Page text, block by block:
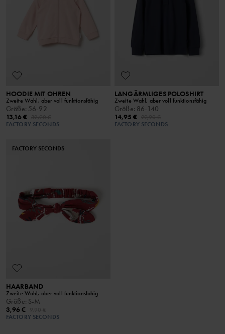
HOODIE MIT OHREN
Zweite Wahl, aber voll funktionsfähig
Größe: 56-92
13,16 €
FACTORY SECONDS
LANGÄRMLIGES POLOSHIRT
Zweite Wahl, aber voll funktionsfähig
Größe: 86-140
14,95 €
FACTORY SECONDS
FACTORY SECONDS
HAARBAND
Zweite Wahl, aber voll funktionsfähig
Größe: S-M
3,96 €
FACTORY SECONDS